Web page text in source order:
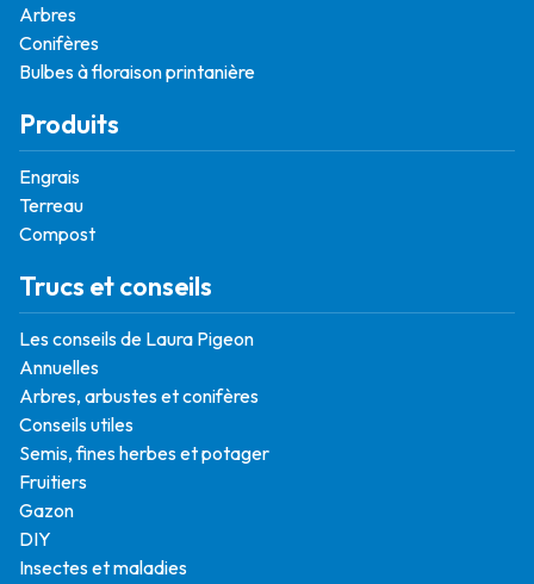
Arbres
Conifères
Bulbes à floraison printanière
Produits
Engrais
Terreau
Compost
Trucs et conseils
Les conseils de Laura Pigeon
Annuelles
Arbres, arbustes et conifères
Conseils utiles
Semis, fines herbes et potager
Fruitiers
Gazon
DIY
Insectes et maladies